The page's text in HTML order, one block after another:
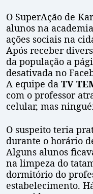
O SuperAção de
alunos na
ações sociais na
Após receber
da população a
desativada no
A equipe da TV
com o professor
celular, mas
O suspeito teria
durante o horário
Alguns alunos
na limpeza do
dormitório do
estabelecimento.